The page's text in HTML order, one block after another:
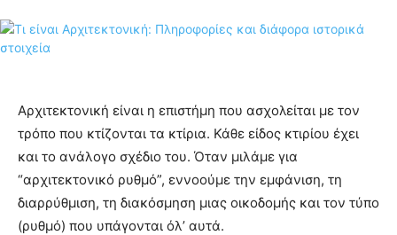
Αρχιτεκτονική είναι η επιστήμη που ασχολείται με τον
τρόπο που κτίζονται τα κτίρια. Κάθε είδος κτιρίου έχει
και το ανάλογο σχέδιο του. Όταν μιλάμε για
“αρχιτεκτονικό ρυθμό”, εννοούμε την εμφάνιση, τη
διαρρύθμιση, τη διακόσμηση μιας οικοδομής και τον τύπο
(ρυθμό) που υπάγονται όλ’ αυτά.